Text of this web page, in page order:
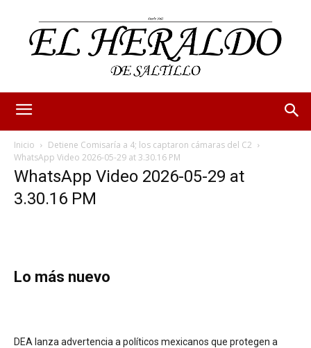
Inicio
Detiene Comisaría a 4; los captaron cámaras del C2
WhatsApp Video 2026-05-29 at 3.30.16 PM
WhatsApp Video 2026-05-29 at
3.30.16 PM
Lo más nuevo
DEA lanza advertencia a políticos mexicanos que protegen a